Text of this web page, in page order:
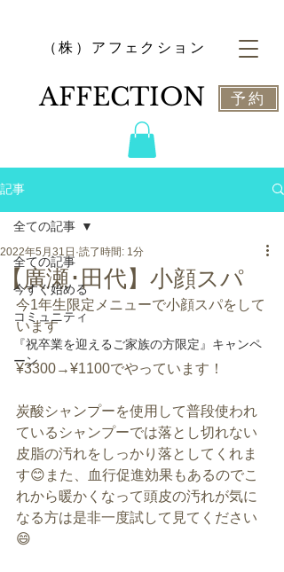
​（株）アフェクション
​AFFECTION 予約
記事
全ての記事
今すぐ始める
コミュニティ
『祝卒業を迎えるご家族の方限定』キャンペ
ーン
全ての記事
【廣瀬･田代】小顔スパ
2022年5月31日 読了時間: 1分
今1年生限定メニューで小顔スパをして
います
¥3300→¥1100でやっています！
炭酸シャンプーを使用して普段使われ
ているシャンプーでは落とし切れない
皮脂の汚れをしっかり落としてくれま
す😊また、血行促進効果もあるのでこ
れから暖かくなって頭皮の汚れが気に
なる方は是非一度試して見てください
😄